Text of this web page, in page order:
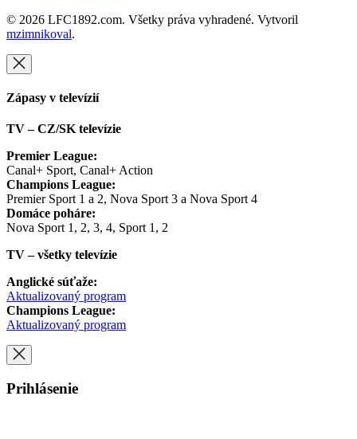
© 2026 LFC1892.com. Všetky práva vyhradené. Vytvoril
mzimnikoval.
Zápasy v televízií
TV – CZ/SK televízie
Premier League:
Canal+ Sport, Canal+ Action
Champions League:
Premier Sport 1 a 2, Nova Sport 3 a Nova Sport 4
Domáce poháre:
Nova Sport 1, 2, 3, 4, Sport 1, 2
TV – všetky televízie
Anglické súťaže:
Aktualizovaný program
Champions League:
Aktualizovaný program
Prihlásenie